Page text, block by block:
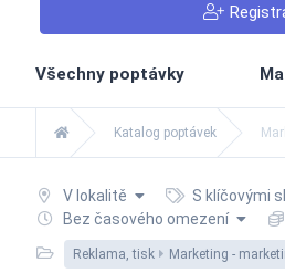
Všechny poptávky
Katalog poptávek
V lokalitě
S klíčovými
Bez časového omezení
Reklama, tisk Marketing -